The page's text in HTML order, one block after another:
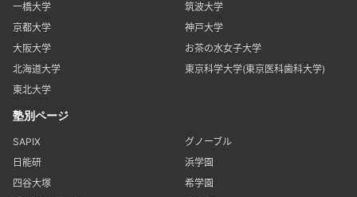
一橋大学
筑波大学
京都大学
神戸大学
大阪大学
お茶の水女子大学
北海道大学
東京科学大学(東京医科歯科大学)
東北大学
塾別ページ
SAPIX
グノーブル
日能研
浜学園
四谷大塚
希学園